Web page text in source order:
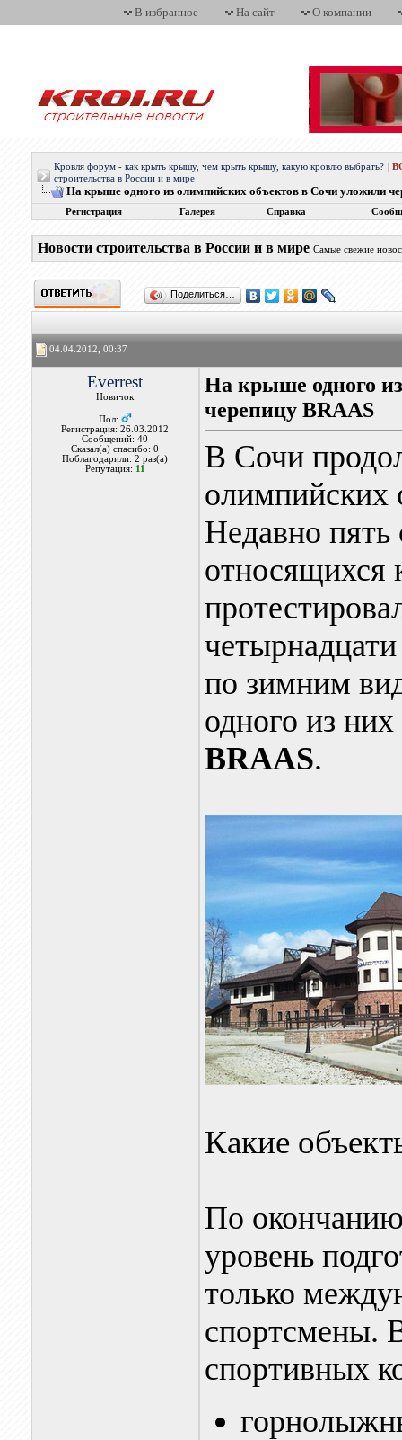
В избранное На сайт О компании
Кровля форум - как крыть крышу, чем крыть крышу, какую кровлю выбрать?
строительства в России и в мире
На крыше одного из олимпийских объектов в Сочи уложили
Регистрация Галерея Справка
Новости строительства в России и в мире Самые свежие
Поделиться…
04.04.2012, 00:37
Everrest
Новичок
Пол:
Регистрация: 26.03.2012
Сообщений: 40
Сказал(а) спасибо: 0
Поблагодарили: 2 раз(а)
Репутация: 11
На крыше одного
черепицу BRAAS
В Сочи
олимпийских
Недавно
относящихся
по зимним
одного из
BRAAS.
Какие
По
уровень
только
спортсмены.
спортивных